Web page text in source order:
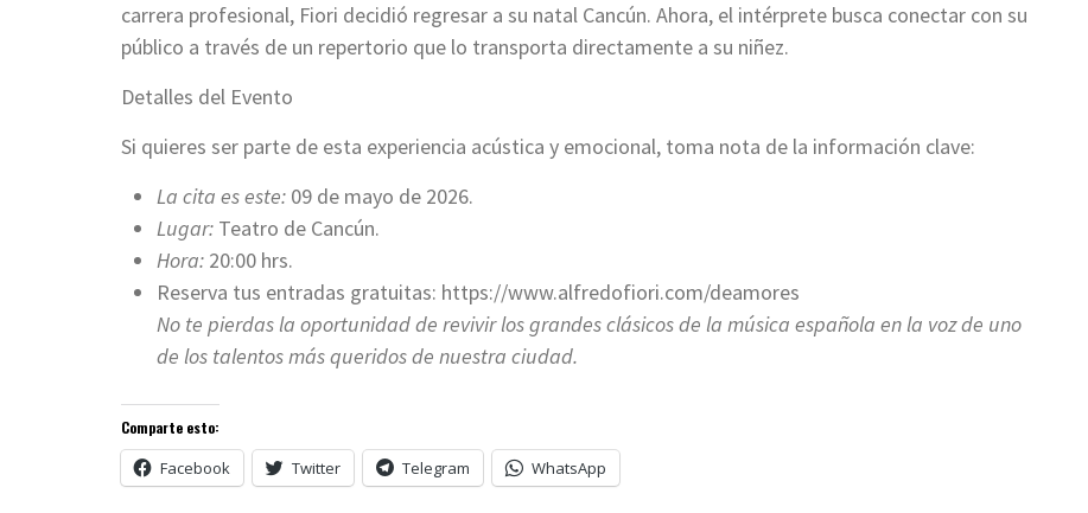
carrera profesional, Fiori decidió regresar a su natal Cancún. Ahora, el intérprete busca conectar con su
público a través de un repertorio que lo transporta directamente a su niñez.
Detalles del Evento
Si quieres ser parte de esta experiencia acústica y emocional, toma nota de la información clave:
La cita es este: 09 de mayo de 2026.
Lugar: Teatro de Cancún.
Hora: 20:00 hrs.
Reserva tus entradas gratuitas: https://www.alfredofiori.com/deamores
No te pierdas la oportunidad de revivir los grandes clásicos de la música española en la voz de uno
de los talentos más queridos de nuestra ciudad.
Comparte esto:
Facebook Twitter Telegram WhatsApp